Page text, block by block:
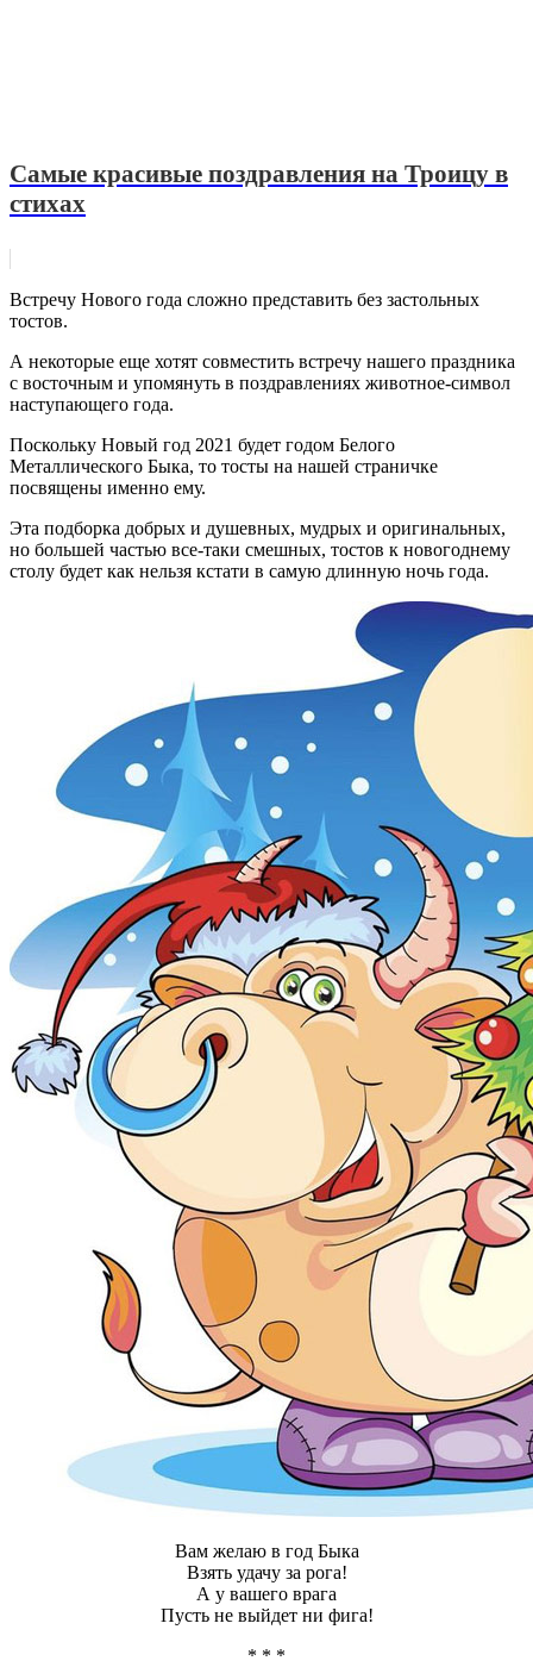
Самые красивые поздравления на Троицу в
стихах
Встречу Нового года сложно представить без застольных
тостов.
А некоторые еще хотят совместить встречу нашего праздника
с восточным и упомянуть в поздравлениях животное-символ
наступающего года.
Поскольку Новый год 2021 будет годом Белого
Металлического Быка, то тосты на нашей страничке
посвящены именно ему.
Эта подборка добрых и душевных, мудрых и оригинальных,
но большей частью все-таки смешных, тостов к новогоднему
столу будет как нельзя кстати в самую длинную ночь года.
Вам желаю в год Быка
Взять удачу за рога!
А у вашего врага
Пусть не выйдет ни фига!
* * *